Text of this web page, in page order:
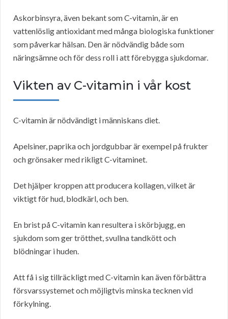
Askorbinsyra, även bekant som C-vitamin, är en
vattenlöslig antioxidant med många biologiska funktioner
som påverkar hälsan. Den är nödvändig både som
näringsämne och för dess roll i att förebygga sjukdomar.
Vikten av C-vitamin i vår kost
C-vitamin är nödvändigt i människans diet.
Apelsiner, paprika och jordgubbar är exempel på frukter
och grönsaker med rikligt C-vitaminet.
Det hjälper kroppen att producera kollagen, vilket är
viktigt för hud, blodkärl, och ben.
En brist på C-vitamin kan resultera i skörbjugg, en
sjukdom som ger trötthet, svullna tandkött och
blödningar i huden.
Att få i sig tillräckligt med C-vitamin kan även förbättra
försvarssystemet och möjligtvis minska tecknen vid
förkylning.